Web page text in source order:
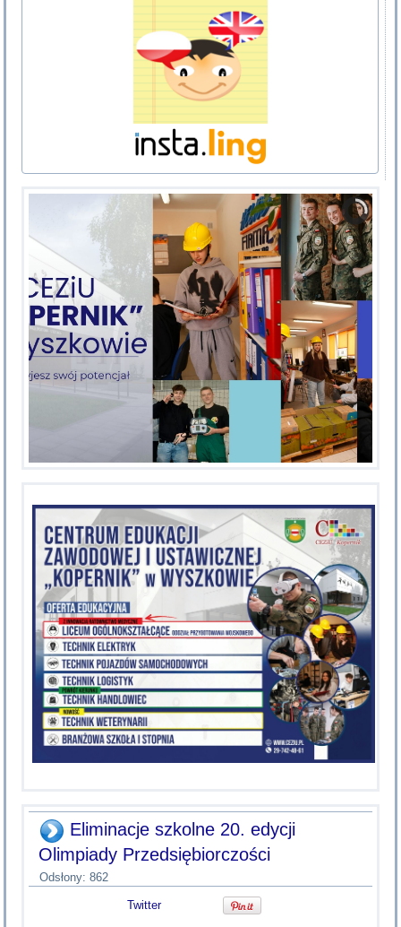
Eliminacje szkolne 20. edycji
Olimpiady Przedsiębiorczości
Odsłony: 862
Twitter